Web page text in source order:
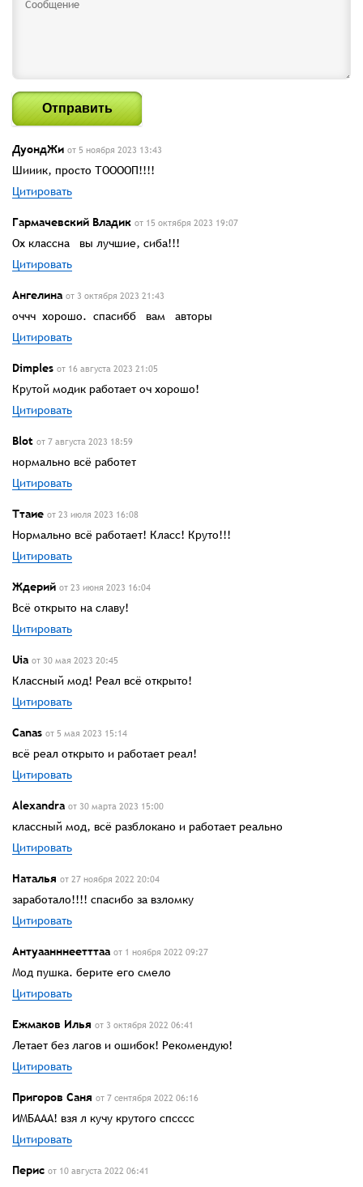
Отправить
ДуондЖи от 5 ноября 2023 13:43
Шииик, просто ТООООП!!!!
Цитировать
Гармачевский Владик от 15 октября 2023 19:07
Ох классна вы лучшие, сиба!!!
Цитировать
Ангелина от 3 октября 2023 21:43
оччч хорошо. спасибб вам авторы
Цитировать
Dimples от 16 августа 2023 21:05
Крутой модик работает оч хорошо!
Цитировать
Blot от 7 августа 2023 18:59
ноpмально всё работет
Цитировать
Ттаие от 23 июля 2023 16:08
Нормально всё работает! Класс! Круто!!!
Цитировать
Ждерий от 23 июня 2023 16:04
Всё открыто на славу!
Цитировать
Uia от 30 мая 2023 20:45
Классный мод! Реал всё открыто!
Цитировать
Canas от 5 мая 2023 15:14
всё реал открыто и работает реал!
Цитировать
Alexandra от 30 марта 2023 15:00
классный мод, всё разблокано и работает реально
Цитировать
Наталья от 27 ноября 2022 20:04
заработало!!!! спасибо за взломку
Цитировать
Антуаанннеетттаа от 1 ноября 2022 09:27
Мод пушка. берите его смело
Цитировать
Ежмаков Илья от 3 октября 2022 06:41
Летает без лагов и ошибок! Рекомендую!
Цитировать
Пригоров Саня от 7 сентября 2022 06:16
ИМБААА! взя л кучу крутого спсссс
Цитировать
Перис от 10 августа 2022 06:41